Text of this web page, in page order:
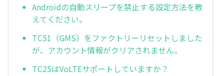
Androidの自動スリープを禁止する設定方法を教
えてください。
TC51（GMS）をファクトリーリセットしました
が、アカウント情報がクリアされません。
TC25はVoLTEサポートしていますか？